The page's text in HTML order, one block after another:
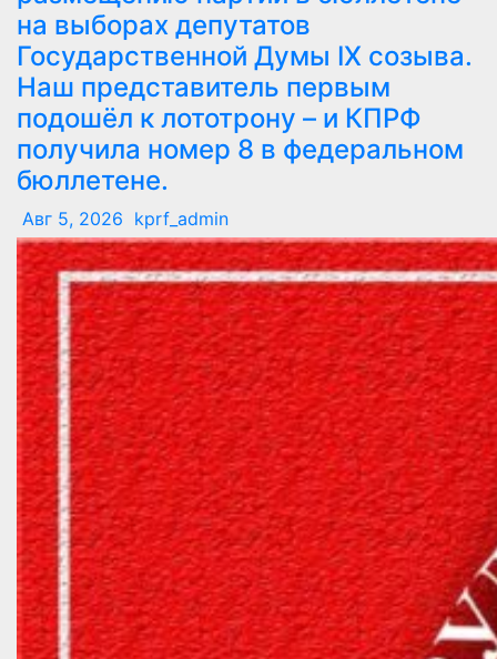
на выборах депутатов
Государственной Думы IX созыва.
Наш представитель первым
подошёл к лототрону – и КПРФ
получила номер 8 в федеральном
бюллетене.
Авг 5, 2026 kprf_admin